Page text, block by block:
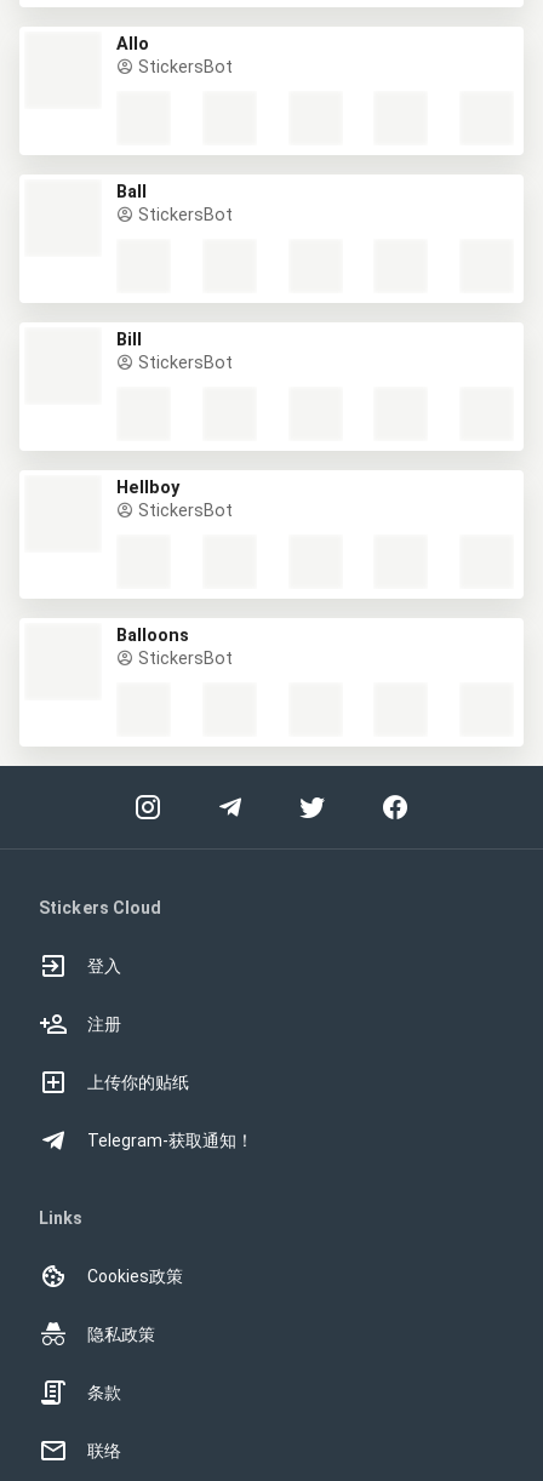
Allo
StickersBot
Ball
StickersBot
Bill
StickersBot
Hellboy
StickersBot
Balloons
StickersBot
Stickers Cloud
登入
注册
上传你的贴纸
Telegram-获取通知！
Links
Cookies政策
隐私政策
条款
联络